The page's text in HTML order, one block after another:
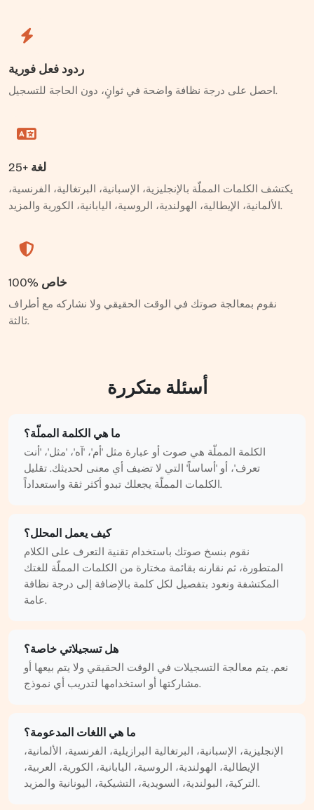
ردود فعل فورية
احصل على درجة نظافة واضحة في ثوانٍ، دون الحاجة للتسجيل.
25+ لغة
يكتشف الكلمات المملّة بالإنجليزية، الإسبانية، البرتغالية، الفرنسية،
الألمانية، الإيطالية، الهولندية، الروسية، اليابانية، الكورية والمزيد.
100% خاص
نقوم بمعالجة صوتك في الوقت الحقيقي ولا نشاركه مع أطراف
ثالثة.
أسئلة متكررة
ما هي الكلمة المملّة؟
الكلمة المملّة هي صوت أو عبارة مثل 'أم'، 'آه'، 'مثل'، 'أنت
تعرف'، أو 'أساساً' التي لا تضيف أي معنى لحديثك. تقليل
الكلمات المملّة يجعلك تبدو أكثر ثقة واستعداداً.
كيف يعمل المحلل؟
نقوم بنسخ صوتك باستخدام تقنية التعرف على الكلام
المتطورة، ثم نقارنه بقائمة مختارة من الكلمات المملّة للغتك
المكتشفة ونعود بتفصيل لكل كلمة بالإضافة إلى درجة نظافة
عامة.
هل تسجيلاتي خاصة؟
نعم. يتم معالجة التسجيلات في الوقت الحقيقي ولا يتم بيعها أو
مشاركتها أو استخدامها لتدريب أي نموذج.
ما هي اللغات المدعومة؟
الإنجليزية، الإسبانية، البرتغالية البرازيلية، الفرنسية، الألمانية،
الإيطالية، الهولندية، الروسية، اليابانية، الكورية، العربية،
التركية، البولندية، السويدية، التشيكية، اليونانية والمزيد.